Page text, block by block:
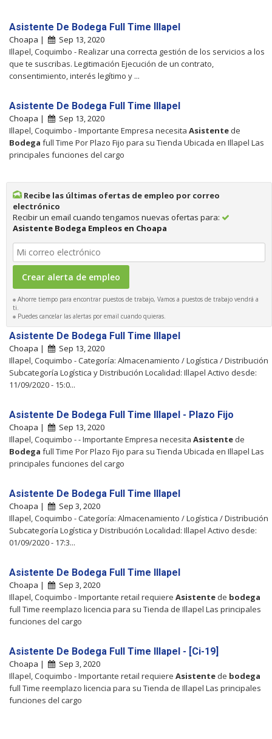
Asistente De Bodega Full Time Illapel
Choapa |
Sep 13, 2020
Illapel, Coquimbo - Realizar una correcta gestión de los servicios a los
que te suscribas. Legitimación Ejecución de un contrato,
consentimiento, interés legítimo y ...
Asistente De Bodega Full Time Illapel
Choapa |
Sep 13, 2020
Illapel, Coquimbo - Importante Empresa necesita Asistente de
Bodega full Time Por Plazo Fijo para su Tienda Ubicada en Illapel Las
principales funciones del cargo
Recibe las últimas ofertas de empleo por correo
electrónico
Recibir un email cuando tengamos nuevas ofertas para:
Asistente Bodega Empleos en Choapa
Ahorre tiempo para encontrar puestos de trabajo, Vamos a puestos de trabajo vendrá a
ti.
Puedes cancelar las alertas por email cuando quieras.
Asistente De Bodega Full Time Illapel
Choapa |
Sep 13, 2020
Illapel, Coquimbo - Categoría: Almacenamiento / Logística / Distribución
Subcategoría Logística y Distribución Localidad: Illapel Activo desde:
11/09/2020 - 15:0...
Asistente De Bodega Full Time Illapel - Plazo Fijo
Choapa |
Sep 13, 2020
Illapel, Coquimbo - - Importante Empresa necesita Asistente de
Bodega full Time Por Plazo Fijo para su Tienda Ubicada en Illapel Las
principales funciones del cargo
Asistente De Bodega Full Time Illapel
Choapa |
Sep 3, 2020
Illapel, Coquimbo - Categoría: Almacenamiento / Logística / Distribución
Subcategoría Logística y Distribución Localidad: Illapel Activo desde:
01/09/2020 - 17:3...
Asistente De Bodega Full Time Illapel
Choapa |
Sep 3, 2020
Illapel, Coquimbo - Importante retail requiere Asistente de bodega
full Time reemplazo licencia para su Tienda de Illapel Las principales
funciones del cargo
Asistente De Bodega Full Time Illapel - [Ci-19]
Choapa |
Sep 3, 2020
Illapel, Coquimbo - Importante retail requiere Asistente de bodega
full Time reemplazo licencia para su Tienda de Illapel Las principales
funciones del cargo